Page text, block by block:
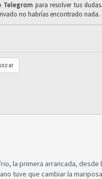
Telegrαm para resolver tus
no habrías encontrado nada.
la primera arrancada, desde
tuve que cambiar la